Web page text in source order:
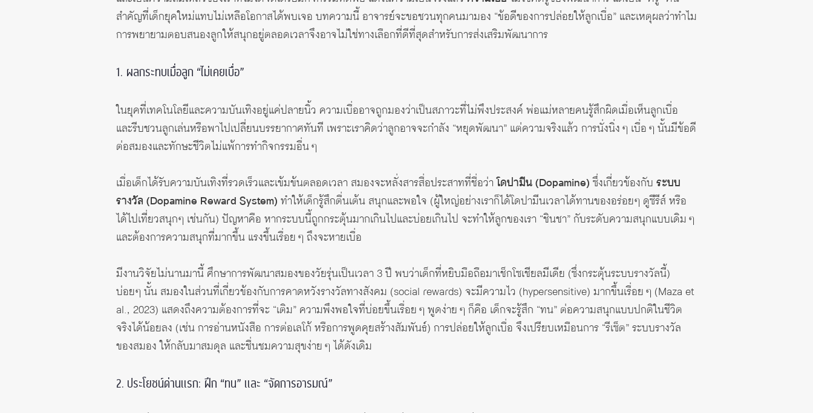
สำคัญที่เด็กยุคใหม่แทบไม่เหลือโอกาสได้พบเจอ บทความนี้ อาจารย์จะขอชวนทุกคนมามอง “ข้อดีของการปล่อยให้ลูกเบื่อ” และเหตุผลว่าทำไม
การพยายามตอบสนองลูกให้สนุกอยู่ตลอดเวลาจึงอาจไม่ใช่ทางเลือกที่ดีที่สุดสำหรับการส่งเสริมพัฒนาการ
1. ผลกระทบเมื่อลูก “ไม่เคยเบื่อ”
ในยุคที่เทคโนโลยีและความบันเทิงอยู่แค่ปลายนิ้ว ความเบื่ออาจถูกมองว่าเป็นสภาวะที่ไม่พึงประสงค์ พ่อแม่หลายคนรู้สึกผิดเมื่อเห็นลูกเบื่อ
และรีบชวนลูกเล่นหรือพาไปเปลี่ยนบรรยากาศทันที เพราะเราคิดว่าลูกอาจจะกำลัง “หยุดพัฒนา” แต่ความจริงแล้ว การนั่งนิ่ง ๆ เบื่อ ๆ นั้นมีข้อดี
ต่อสมองและทักษะชีวิตไม่แพ้การทำกิจกรรมอื่น ๆ
เมื่อเด็กได้รับความบันเทิงที่รวดเร็วและเข้มข้นตลอดเวลา สมองจะหลั่งสารสื่อประสาทที่ชื่อว่าโดปามีน (Dopamine)ซึ่งเกี่ยวข้องกับ ระบบ
รางวัล (Dopamine Reward System) ทำให้เด็กรู้สึกตื่นเต้น สนุกและพอใจ (ผู้ใหญ่อย่างเราก็ได้โดปามีนเวลาได้ทานของอร่อยๆ ดูซีรีส์ หรือ
ได้ไปเที่ยวสนุกๆ เช่นกัน) ปัญหาคือ หากระบบนี้ถูกกระตุ้นมากเกินไปและบ่อยเกินไป จะทำให้ลูกของเรา “ชินชา” กับระดับความสนุกแบบเดิม ๆ
และต้องการความสนุกที่มากขึ้น แรงขึ้นเรื่อย ๆ ถึงจะหายเบื่อ
มีงานวิจัยไม่นานมานี้ ศึกษาการพัฒนาสมองของวัยรุ่นเป็นเวลา 3 ปี พบว่าเด็กที่หยิบมือถือมาเช็กโซเชียลมีเดีย (ซึ่งกระตุ้นระบบรางวัลนี้)
บ่อยๆ นั้น สมองในส่วนที่เกี่ยวข้องกับการคาดหวังรางวัลทางสังคม (social rewards) จะมีความไว (hypersensitive) มากขึ้นเรื่อย ๆ (Maza et
al., 2023) แสดงถึงความต้องการที่จะ “เติม” ความพึงพอใจที่บ่อยขึ้นเรื่อย ๆ พูดง่าย ๆ ก็คือ เด็กจะรู้สึก “ทน” ต่อความสนุกแบบปกติในชีวิต
จริงได้น้อยลง (เช่น การอ่านหนังสือ การต่อเลโก้ หรือการพูดคุยสร้างสัมพันธ์) การปล่อยให้ลูกเบื่อ จึงเปรียบเหมือนการ “รีเซ็ต” ระบบรางวัล
ของสมอง ให้กลับมาสมดุล และชื่นชมความสุขง่าย ๆ ได้ดังเดิม
2. ประโยชน์ด่านแรก: ฝึก “ทน” และ “จัดการอารมณ์”